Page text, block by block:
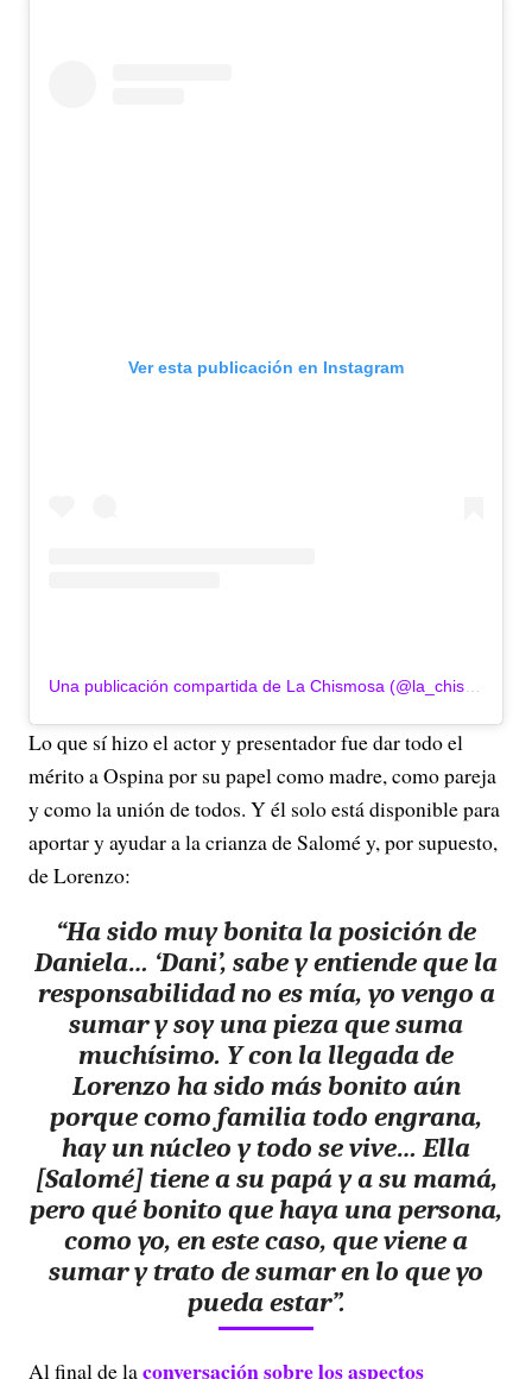
Ver esta publicación en Instagram
Lo que sí hizo el actor y presentador fue dar todo el
mérito a Ospina por su papel como madre, como pareja
y como la unión de todos. Y él solo está disponible para
aportar y ayudar a la crianza de Salomé y, por supuesto,
de Lorenzo:
“Ha sido muy bonita la posición de
Daniela… ‘Dani’, sabe y entiende que la
responsabilidad no es mía, yo vengo a
sumar y soy una pieza que suma
muchísimo. Y con la llegada de
Lorenzo ha sido más bonito aún
porque como familia todo engrana,
hay un núcleo y todo se vive… Ella
[Salomé] tiene a su papá y a su mamá,
pero qué bonito que haya una persona,
como yo, en este caso, que viene a
sumar y trato de sumar en lo que yo
pueda estar”.
Al final de laconversación sobre los aspectos